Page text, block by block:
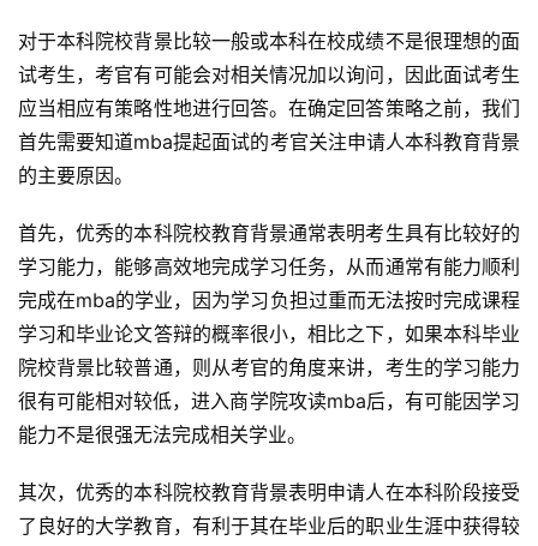
首
页
方
楠
备
考
评
论
对于本科院校背景比较一般或本科在校成绩不是很理想的面
试考生，考官有可能会对相关情况加以询问，因此面试考生
应当相应有策略性地进行回答。在确定回答策略之前，我们
首先需要知道mba提起面试的考官关注申请人本科教育背景
的主要原因。
首先，优秀的本科院校教育背景通常表明考生具有比较好的
学习能力，能够高效地完成学习任务，从而通常有能力顺利
完成在mba的学业，因为学习负担过重而无法按时完成课程
学习和毕业论文答辩的概率很小，相比之下，如果本科毕业
院校背景比较普通，则从考官的角度来讲，考生的学习能力
很有可能相对较低，进入商学院攻读mba后，有可能因学习
能力不是很强无法完成相关学业。
其次，优秀的本科院校教育背景表明申请人在本科阶段接受
了良好的大学教育，有利于其在毕业后的职业生涯中获得较